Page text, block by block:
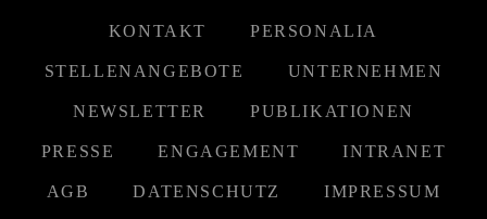
KONTAKT PERSONALIA
STELLENANGEBOTE UNTERNEHMEN
NEWSLETTER PUBLIKATIONEN
PRESSE ENGAGEMENT INTRANET
AGB DATENSCHUTZ IMPRESSUM